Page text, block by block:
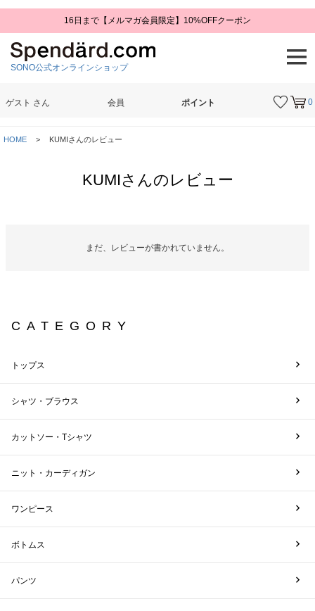
16日まで【メルマガ会員限定】10%OFFクーポン
SONO公式オンラインショップ
0
ゲスト さん 会員 ポイント
HOME KUMIさんのレビュー
KUMIさんのレビュー
まだ、レビューが書かれていません。
CATEGORY
トップス
シャツ・ブラウス
カットソー・Tシャツ
ニット・カーディガン
ワンピース
ボトムス
パンツ